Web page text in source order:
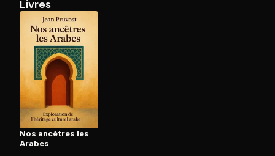
Ouvre l'app Appareil photo, pointe sur le code. C'est
Livres
Nos ancêtres les
Arabes